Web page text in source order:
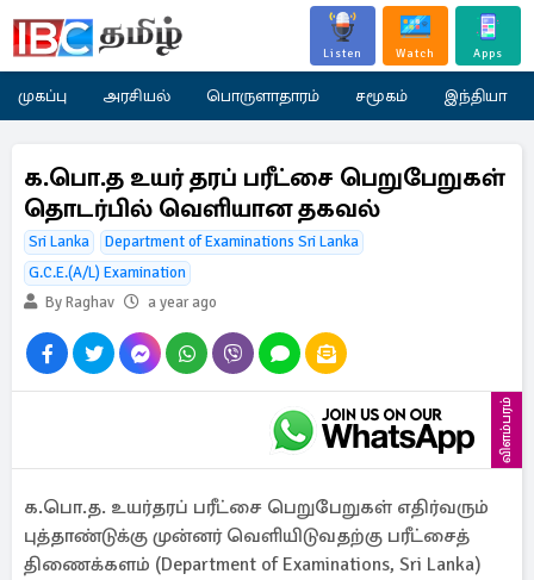
Listen Watch Apps
முகப்பு அரசியல் பொருளாதாரம் சமூகம் இந்தியா
க.பொ.த உயர் தரப் பரீட்சை பெறுபேறுகள்
தொடர்பில் வெளியான தகவல்
Sri Lanka
Department of Examinations Sri Lanka
G.C.E.(A/L) Examination
By Raghav
a year ago
விளம்பரம்
க.பொ.த. உயர்தரப் பரீட்சை பெறுபேறுகள் எதிர்வரும்
புத்தாண்டுக்கு முன்னர் வெளியிடுவதற்கு பரீட்சைத்
திணைக்களம் (Department of Examinations, Sri Lanka)